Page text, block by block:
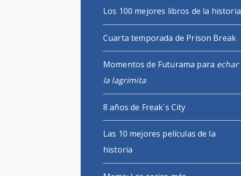
Los 100 mejores libros de la historia
Cuarta temporada de Prison Break
Momentos de Futurama para echar
la lagrimita
8 años de Freak´s City
Las 10 mejores películas de la
historia